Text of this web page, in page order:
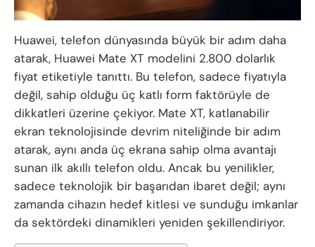
Huawei, telefon dünyasında büyük bir adım daha
atarak, Huawei Mate XT modelini 2.800 dolarlık
fiyat etiketiyle tanıttı. Bu telefon, sadece fiyatıyla
değil, sahip olduğu üç katlı form faktörüyle de
dikkatleri üzerine çekiyor. Mate XT, katlanabilir
ekran teknolojisinde devrim niteliğinde bir adım
atarak, aynı anda üç ekrana sahip olma avantajı
sunan ilk akıllı telefon oldu. Ancak bu yenilikler,
sadece teknolojik bir başarıdan ibaret değil; aynı
zamanda cihazın hedef kitlesi ve sunduğu imkanlar
da sektördeki dinamikleri yeniden şekillendiriyor.